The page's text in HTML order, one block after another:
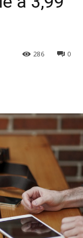
0
286